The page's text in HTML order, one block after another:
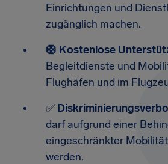
Einrichtungen und
zugänglich machen.
🛟 Kostenlose
Begleitdienste und
Flughäfen und im
✅
darf aufgrund einer
eingeschränkter
werden.